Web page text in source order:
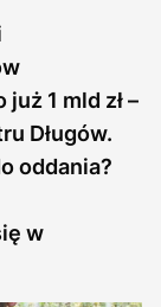
1 mld zł –
Długów.
oddania?
w